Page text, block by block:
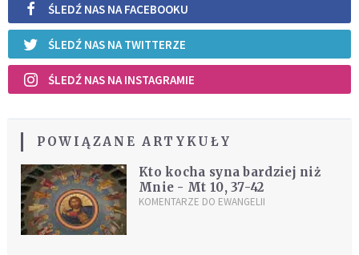
ŚLEDŹ NAS NA FACEBOOKU
ŚLEDŹ NAS NA TWITTERZE
ŚLEDŹ NAS NA INSTAGRAMIE
POWIĄZANE ARTYKUŁY
Kto kocha syna bardziej niż
Mnie - Mt 10, 37-42
KOMENTARZE DO EWANGELII